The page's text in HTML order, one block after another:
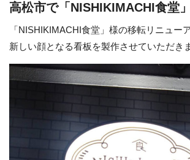
高松市で「NISHIKIMACHI食堂
「NISHIKIMACHI食堂」様の移転リニュー
新しい顔となる看板を製作させていただき